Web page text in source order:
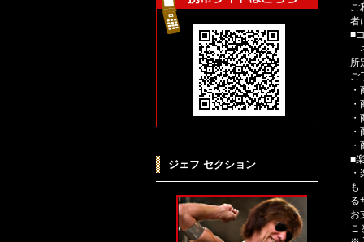
ご
者
■
所
ご
■
も
る
お
こ
ジェフ セクション